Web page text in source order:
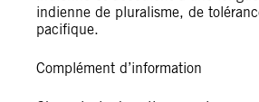
indienne de pluralisme, de
pacifique.
Complément d’information